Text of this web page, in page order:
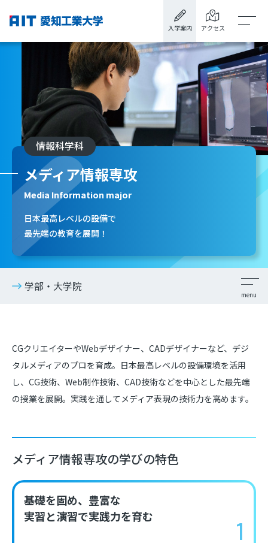
入学案内 アクセス
情報科学科
メディア情報専攻
Media Information major
日本最高レベルの設備で
最先端の教育を展開！
学部・大学院
CGクリエイターやWebデザイナー、CADデザイナーなど、デジ
タルメディアのプロを育成。日本最高レベルの設備環境を活用
し、CG技術、Web制作技術、CAD技術などを中心とした最先端
の授業を展開。実践を通してメディア表現の技術力を高めます。
メディア情報専攻の学びの特色
基礎を固め、豊富な
実習と演習で実践力を育む